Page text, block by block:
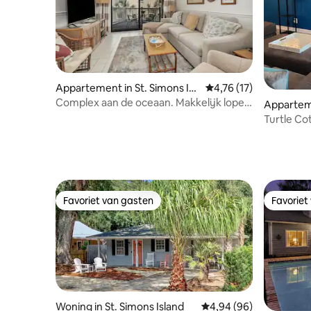
Appartement in St. Simons Isl
and
Gemiddelde
4,76 (17)
Complex aan de oceaan. Makkelijk lopen
sland
Turtle
Favoriet van gasten
Favoriet van gasten
Woning in St. Simons Island Gemiddelde
4,94 (96)